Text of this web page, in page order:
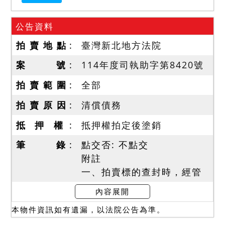
公告資料
拍 賣 地 點
臺灣新北地方法院
案 號
114年度司執助字第8420號
拍 賣 範 圍
全部
拍 賣 原 因
清償債務
抵 押 權
抵押權拍定後塗銷
筆 錄
點交否: 不點交
附註
一、拍賣標的查封時，經管
理員表示係由債務人父親居
住，經查，債務人父親與債
務人不同戶籍，且債務人並
內容展開
本物件資訊如有遺漏，以法院公告為準。